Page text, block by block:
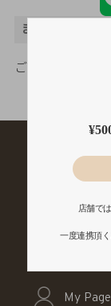
まだご登録が
ご購入金額の3
My Page
店舗で
一度連携頂